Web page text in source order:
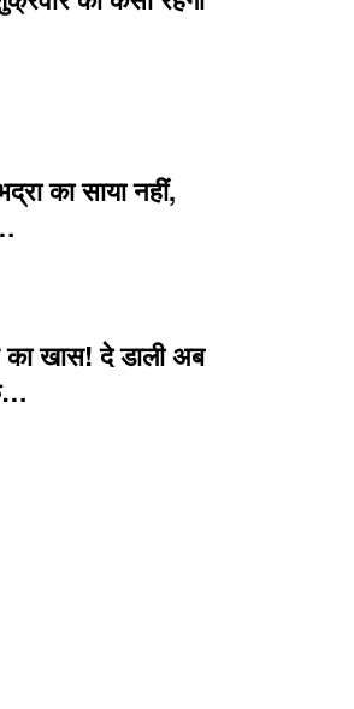
का साया नहीं,
का खास! दे डाली अब